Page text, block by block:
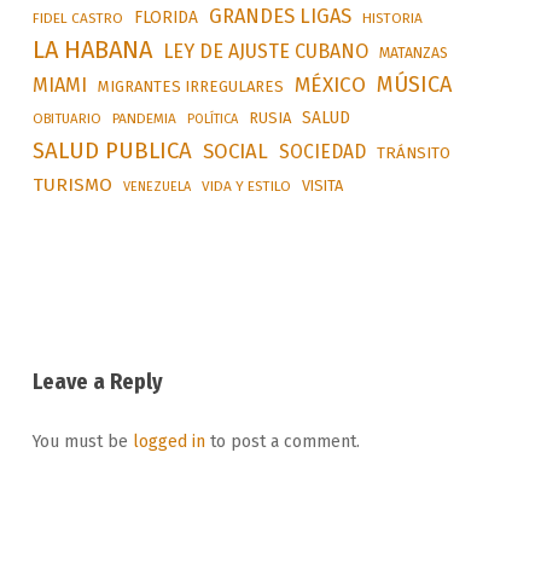
FIDEL CASTRO FLORIDA GRANDES LIGAS HISTORIA
LA HABANA LEY DE AJUSTE CUBANO MATANZAS
MIAMI MIGRANTES IRREGULARES MÉXICO MÚSICA
OBITUARIO PANDEMIA POLÍTICA RUSIA SALUD
SALUD PUBLICA SOCIAL SOCIEDAD TRÁNSITO
TURISMO VENEZUELA VIDA Y ESTILO VISITA
Leave a Reply
You must be logged into post a comment.